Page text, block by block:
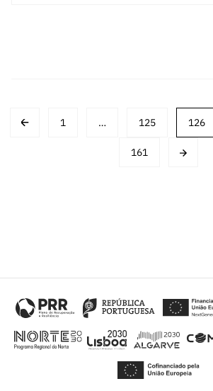
Posts
navigation
1 … 125 126
161